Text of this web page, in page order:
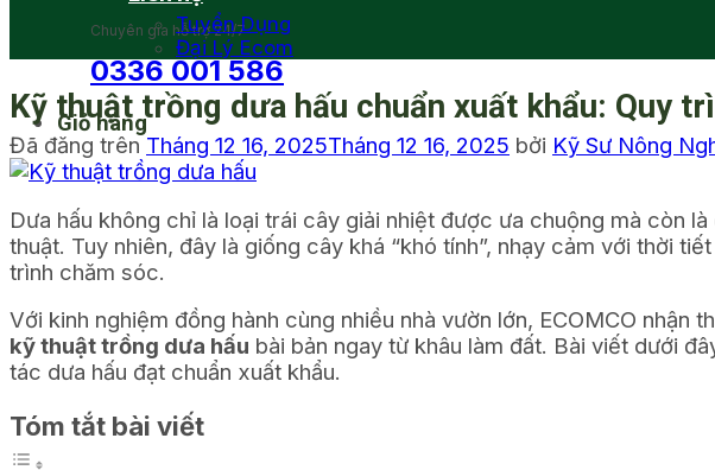
Chuyên gia hỗ trợ 24/7
0336 001 586
Giỏ hàng
Tuyển Dụng
Đại Lý Ecom
Kỹ thuật trồng dưa hấu chuẩn xuất khẩu: Quy
Đã đăng trên Tháng 12 16, 2025Tháng 12 16, 2025 bởi Kỹ Sư Nông
Dưa hấu không chỉ là loại trái cây giải nhiệt được ưa chuộng mà còn
thuật. Tuy nhiên, đây là giống cây khá “khó tính”, nhạy cảm với thời
trình chăm sóc.
Với kinh nghiệm đồng hành cùng nhiều nhà vườn lớn, ECOMCO
kỹ thuật trồng dưa hấu bài bản ngay từ khâu làm đất. Bài viết dưới
tác dưa hấu đạt chuẩn xuất khẩu.
Tóm tắt bài viết